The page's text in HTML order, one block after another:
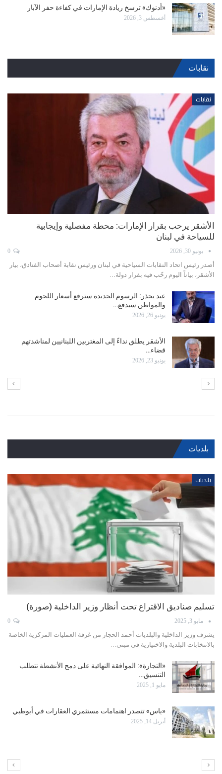
«أدنوك» ترسخ ريادة الإمارات في كفاءة حفر الآبار
أغسطس 3, 2026
نقابات
نقابات
أشقر: نأمل برفع حظر سفر السعوديين إلى لبنان فور انتهاء
الحرب
يونيو 11, 2026
أصدر رئيس اتحاد النقابات السياحية ورئيس نقابة الفنادق في لبنان، بيار الأشقر،
بياناً نوه فيه بالجهود التي بذلها…
الأشقر في عيد العمال: ليكن هذا اليوم محطةً للتقدير
وتجديد…
مايو 1, 2026
عبود: عودة الطيران إلى مطار بيروت تنطلق مجددًا وبعد
الطيران…
أبريل 16, 2026
بلديات
بلديات
عكار تفتتح موسم الانتخابات: محاولات تغليب التوافق لا تمنع
المعارك العائلية
أبريل 9, 2025 0
مع تحديد وزير الداخلية والبلديات أحمد الحجار مواعيد إجراء الانتخابات البلدية
الـ NGO’s خسرت موسم الانتخابات البلدية
أبريل 5, 2025
الانتخابات البلدية: أقلية فقط تريد تأجيلها